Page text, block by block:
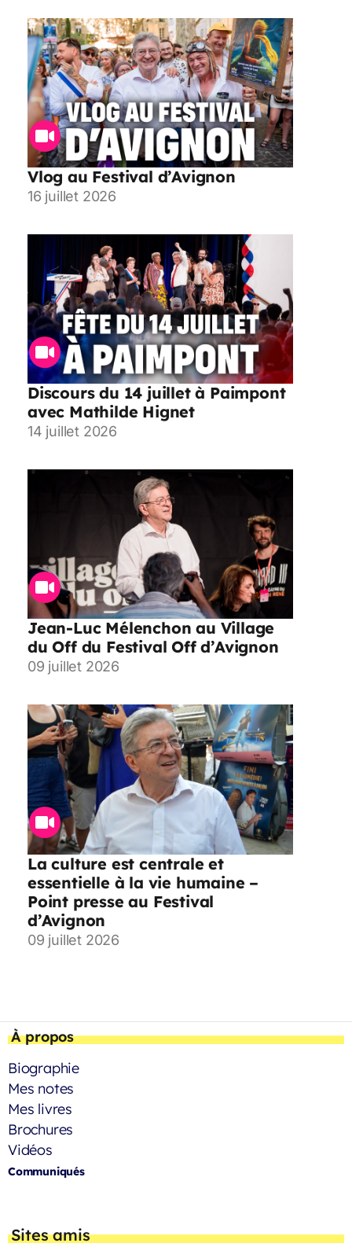
Vlog au Festival d’Avignon
16 juillet 2026
Discours du 14 juillet à Paimpont
avec Mathilde Hignet
14 juillet 2026
Jean-Luc Mélenchon au Village
du Off du Festival Off d’Avignon
09 juillet 2026
La culture est centrale et
essentielle à la vie humaine –
Point presse au Festival
d’Avignon
09 juillet 2026
À propos
Biographie
Mes notes
Mes livres
Brochures
Vidéos
Communiqués
Sites amis